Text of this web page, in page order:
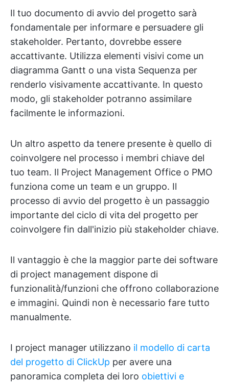
Il tuo documento di avvio del progetto sarà
fondamentale per informare e persuadere gli
stakeholder. Pertanto, dovrebbe essere
accattivante. Utilizza elementi visivi come un
diagramma Gantt o una vista Sequenza per
renderlo visivamente accattivante. In questo
modo, gli stakeholder potranno assimilare
facilmente le informazioni.
Un altro aspetto da tenere presente è quello di
coinvolgere nel processo i membri chiave del
tuo team. Il Project Management Office o PMO
funziona come un team e un gruppo. Il
processo di avvio del progetto è un passaggio
importante del ciclo di vita del progetto per
coinvolgere fin dall'inizio più stakeholder chiave.
Il vantaggio è che la maggior parte dei software
di project management dispone di
funzionalità/funzioni che offrono collaborazione
e immagini. Quindi non è necessario fare tutto
manualmente.
I project manager utilizzano il modello di carta
del progetto di ClickUp per avere una
panoramica completa dei loro obiettivi e